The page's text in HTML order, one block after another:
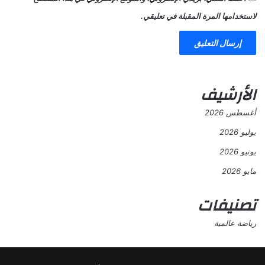
لاستخدامها المرة المقبلة في تعليقي.
الأرشيف
أغسطس 2026
يوليو 2026
يونيو 2026
مايو 2026
تصنيفات
رياضة عالمية